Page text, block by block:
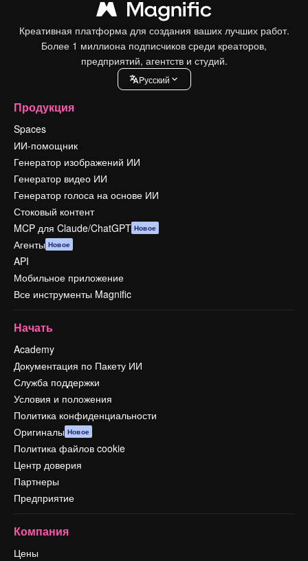
Креативная платформа для создания ваших лучших работ.
Более 1 миллиона подписчиков среди креаторов,
предприятий, агентств и студий.
Pусский
Продукция
Spaces
ИИ-помощник
Генератор изображений ИИ
Генератор видео ИИ
Генератор голоса на основе ИИ
Стоковый контент
MCP для Claude/ChatGPT Новое
Агенты Новое
API
Мобильное приложение
Все инструменты Magnific
Начать
Academy
Документация по Пакету ИИ
Служба поддержки
Условия и положения
Политика конфиденциальности
Оригиналы Новое
Политика файлов cookie
Центр доверия
Партнеры
Предприятие
Компания
Цены